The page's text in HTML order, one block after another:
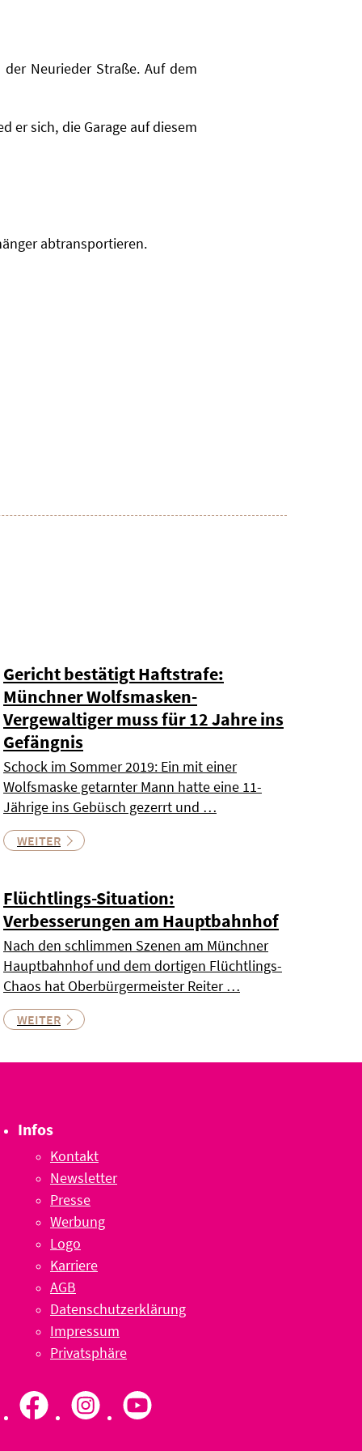
Neurieder Straße. Auf dem
er sich, die Garage auf diesem
abtransportieren.
Gericht bestätigt Haftstrafe:
Münchner Wolfsmasken-
Vergewaltiger muss für 12 Jahre ins
Gefängnis
Schock im Sommer 2019: Ein mit einer
Wolfsmaske getarnter Mann hatte eine 11-
Jährige ins Gebüsch gezerrt und …
WEITER
Flüchtlings-Situation:
Verbesserungen am Hauptbahnhof
Nach den schlimmen Szenen am Münchner
Hauptbahnhof und dem dortigen Flüchtlings-
Chaos hat Oberbürgermeister Reiter …
WEITER
Infos
Kontakt
Newsletter
Presse
Werbung
Logo
Karriere
AGB
Datenschutzerklärung
Impressum
Privatsphäre